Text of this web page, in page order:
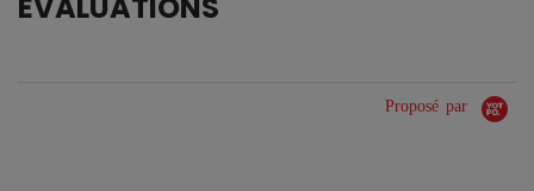
ÉVALUATIONS
Proposé par